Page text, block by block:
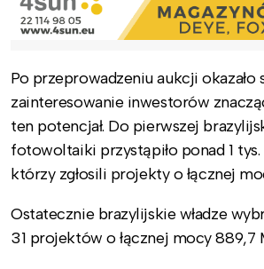
Po przeprowadzeniu aukcji okazało
zainteresowanie inwestorów
ten potencjał. Do pierwszej
fotowoltaiki przystąpiło ponad 1
którzy zgłosili projekty o łącznej
Ostatecznie brazylijskie władze
31 projektów o łącznej mocy 889,7